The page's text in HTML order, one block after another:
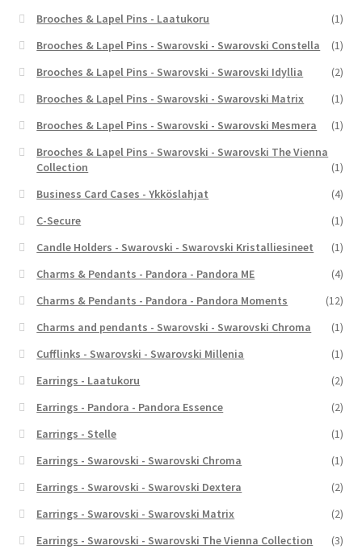
Brooches & Lapel Pins - Laatukoru
(1)
Brooches & Lapel Pins - Swarovski - Swarovski Constella
(1)
Brooches & Lapel Pins - Swarovski - Swarovski Idyllia
(2)
Brooches & Lapel Pins - Swarovski - Swarovski Matrix
(1)
Brooches & Lapel Pins - Swarovski - Swarovski Mesmera
(1)
Brooches & Lapel Pins - Swarovski - Swarovski The Vienna
Collection
(1)
Business Card Cases - Ykköslahjat
(4)
C-Secure
(1)
Candle Holders - Swarovski - Swarovski Kristalliesineet
(1)
Charms & Pendants - Pandora - Pandora ME
(4)
Charms & Pendants - Pandora - Pandora Moments
(12)
Charms and pendants - Swarovski - Swarovski Chroma
(1)
Cufflinks - Swarovski - Swarovski Millenia
(1)
Earrings - Laatukoru
(2)
Earrings - Pandora - Pandora Essence
(2)
Earrings - Stelle
(1)
Earrings - Swarovski - Swarovski Chroma
(1)
Earrings - Swarovski - Swarovski Dextera
(2)
Earrings - Swarovski - Swarovski Matrix
(2)
Earrings - Swarovski - Swarovski The Vienna Collection
(3)